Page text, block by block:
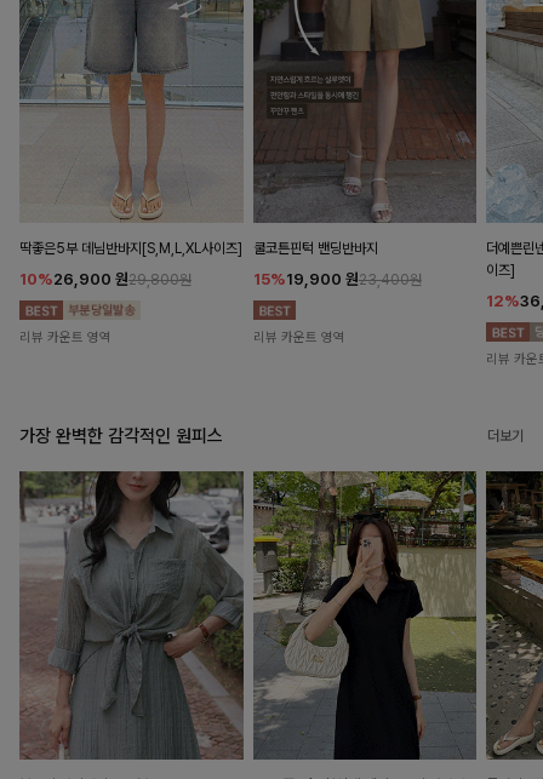
딱좋은5부 데님반바지[S,M,L,XL사이즈]
10%26,900 원29,800원
리뷰 카운트 영역
쿨코튼핀턱 밴딩반바지
15%19,900 원23,400원
리뷰 카운트 영역
더예쁜린
이즈]
12%
리뷰 카운
가장 완벽한 감각적인 원피스 더보기